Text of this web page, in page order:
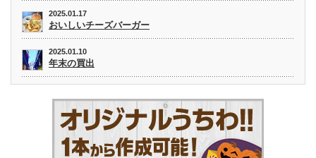
2025.01.17
おいしいチーズバーガー
2025.01.10
年末の買出